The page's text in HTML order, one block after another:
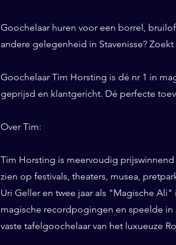
Goochelaar huren voor een borrel,
andere gelegenheid in Stavenisse?
Goochelaar Tim Horsting is dé nr 1 in
geprijsd en klantgericht. Dé perfecte
Over Tim:
Tim Horsting is meervoudig
zien op festivals, theaters, musea,
Uri Geller en twee jaar als "Magische
magische recordpogingen en speelde in
vaste tafelgoochelaar van het luxueuze